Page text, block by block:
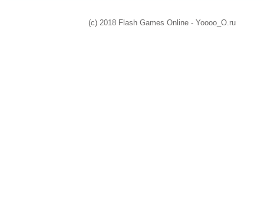
(c) 2018 Flash Games Online - Yoooo_O.ru